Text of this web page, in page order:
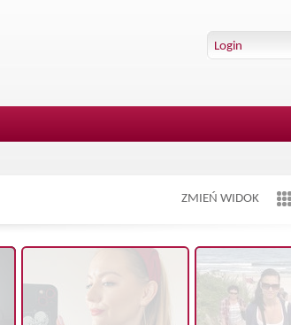
ZMIEŃ WIDOK